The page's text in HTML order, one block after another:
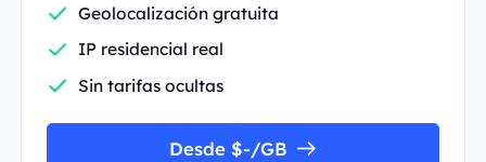
Geolocalización gratuita
IP residencial real
Sin tarifas ocultas
Desde $-/GB